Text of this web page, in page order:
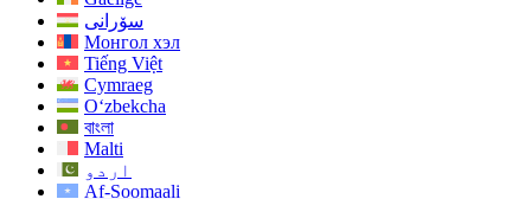
سۆرانی
Монгол хэл
Tiếng Việt
Cymraeg
O‘zbekcha
বাংলা
Malti
اردو
Af-Soomaali